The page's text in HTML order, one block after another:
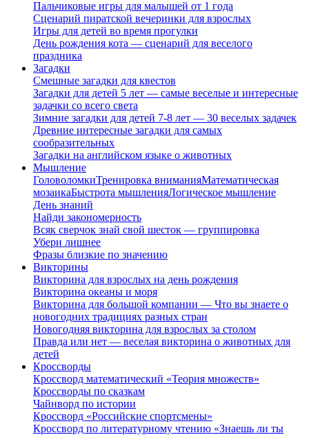
Пальчиковые игры для малышей от 1 года
Сценарий пиратской вечеринки для взрослых
Игры для детей во время прогулки
День рождения кота — сценарий для веселого
праздника
Загадки
Смешные загадки для квестов
Загадки для детей 5 лет — самые веселые и интересные
задачки со всего света
Зимние загадки для детей 7-8 лет — 30 веселых задачек
Древние интересные загадки для самых
сообразительных
Загадки на английском языке о животных
Мышление
ГоловоломкиТренировка вниманияМатематическая
мозаикаБыстрота мышленияЛогическое мышление
День знаний
Найди закономерность
Всяк сверчок знай свой шесток — группировка
Убери лишнее
Фразы близкие по значению
Викторины
Викторина для взрослых на день рождения
Викторина океаны и моря
Викторина для большой компании — Что вы знаете о
новогодних традициях разных стран
Новогодняя викторина для взрослых за столом
Правда или нет — веселая викторина о животных для
детей
Кроссворды
Кроссворд математический «Теория множеств»
Кроссворды по сказкам
Чайнворд по истории
Кроссворд «Российские спортсмены»
Кроссворд по литературному чтению «Знаешь ли ты